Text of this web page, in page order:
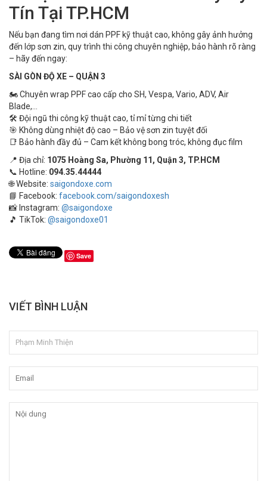
Tín Tại TP.HCM
Nếu bạn đang tìm nơi dán PPF kỹ thuật cao, không gây ảnh hưởng
đến lớp sơn zin, quy trình thi công chuyên nghiệp, bảo hành rõ ràng
– hãy đến ngay:
SÀI GÒN ĐỘ XE – QUẬN 3
🏍️ Chuyên wrap PPF cao cấp cho SH, Vespa, Vario, ADV, Air
Blade,...
🛠️ Đội ngũ thi công kỹ thuật cao, tỉ mỉ từng chi tiết
🎯 Không dùng nhiệt độ cao – Bảo vệ sơn zin tuyệt đối
📑 Bảo hành đầy đủ – Cam kết không bong tróc, không đục film
📍 Địa chỉ: 1075 Hoàng Sa, Phường 11, Quận 3, TP.HCM
📞 Hotline: 094.35.44444
🌐 Website: saigondoxe.com
📘 Facebook: facebook.com/saigondoxesh
📸 Instagram: @saigondoxe
🎵 TikTok: @saigondoxe01
Save
VIẾT BÌNH LUẬN